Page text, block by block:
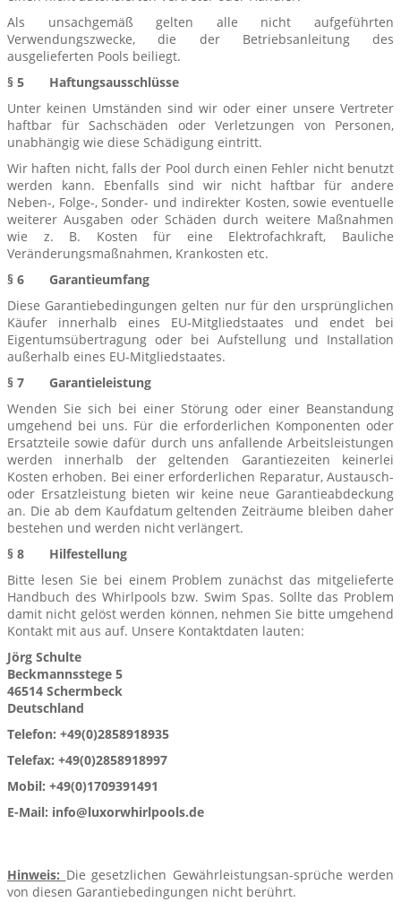
Als unsachgemäß gelten alle nicht aufgeführten
Verwendungszwecke, die der Betriebsanleitung des
ausgelieferten Pools beiliegt.
§ 5 Haftungsausschlüsse
Unter keinen Umständen sind wir oder einer unsere Vertreter
haftbar für Sachschäden oder Verletzungen von Personen,
unabhängig wie diese Schädigung eintritt.
Wir haften nicht, falls der Pool durch einen Fehler nicht benutzt
werden kann. Ebenfalls sind wir nicht haftbar für andere
Neben-, Folge-, Sonder- und indirekter Kosten, sowie eventuelle
weiterer Ausgaben oder Schäden durch weitere Maßnahmen
wie z. B. Kosten für eine Elektrofachkraft, Bauliche
Veränderungsmaßnahmen, Krankosten etc.
§ 6 Garantieumfang
Diese Garantiebedingungen gelten nur für den ursprünglichen
Käufer innerhalb eines EU-Mitgliedstaates und endet bei
Eigentumsübertragung oder bei Aufstellung und Installation
außerhalb eines EU-Mitgliedstaates.
§ 7 Garantieleistung
Wenden Sie sich bei einer Störung oder einer Beanstandung
umgehend bei uns. Für die erforderlichen Komponenten oder
Ersatzteile sowie dafür durch uns anfallende Arbeitsleistungen
werden innerhalb der geltenden Garantiezeiten keinerlei
Kosten erhoben. Bei einer erforderlichen Reparatur, Austausch-
oder Ersatzleistung bieten wir keine neue Garantieabdeckung
an. Die ab dem Kaufdatum geltenden Zeiträume bleiben daher
bestehen und werden nicht verlängert.
§ 8 Hilfestellung
Bitte lesen Sie bei einem Problem zunächst das mitgelieferte
Handbuch des Whirlpools bzw. Swim Spas. Sollte das Problem
damit nicht gelöst werden können, nehmen Sie bitte umgehend
Kontakt mit aus auf. Unsere Kontaktdaten lauten:
Jörg Schulte
Beckmannsstege 5
46514 Schermbeck
Deutschland
Telefon: +49(0)2858918935
Telefax: +49(0)2858918997
Mobil: +49(0)1709391491
E-Mail: info@luxorwhirlpools.de
Hinweis: Die gesetzlichen Gewährleistungsan-sprüche werden
von diesen Garantiebedingungen nicht berührt.